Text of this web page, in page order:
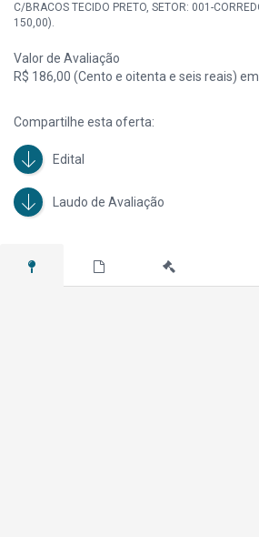
C/BRACOS TECIDO PRETO, SETOR: 001-
150,00).
Valor de Avaliação
R$ 186,00 (Cento e oitenta e seis reais)
Compartilhe esta oferta:
Edital
Laudo de Avaliação